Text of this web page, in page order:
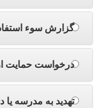
گزارش سوء
درخواست حمایت
تهدید به مدرسه یا